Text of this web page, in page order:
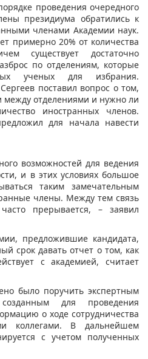
проведения очередного
президиума обратились к
членами Академии наук.
примерно 20% от количества
существует достаточно
по отделениям, которые
ученых для избрания.
поставил вопрос о том,
между отделениями и нужно ли
иностранных членов.
для начала навести
возможностей для ведения
и в этих условиях большое
таким замечательным
члены. Между тем связь
прерывается, – заявил
предложившие кандидата,
срок давать отчет о том, как
с академией, считает
было поручить экспертным
для проведения
о ходе сотрудничества
коллегами. В дальнейшем
с учетом полученных